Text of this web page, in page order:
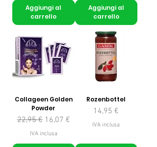
Aggiungi al
carrello
Aggiungi al
carrello
Collageen Golden
Powder
Prezzo regolare
22,95 € Prezzo scontato
16,07 €
IVA inclusa
Rozenbottel
Prezzo
14,95 €
IVA inclusa